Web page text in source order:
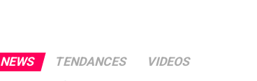
NEWS TENDANCES VIDEOS